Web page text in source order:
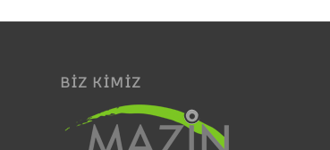
BIZ KIMIZ